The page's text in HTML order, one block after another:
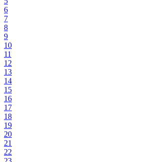
6
7
8
9
10
11
12
13
14
15
16
17
18
19
20
21
22